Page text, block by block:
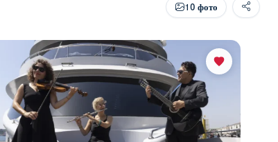
10 фото